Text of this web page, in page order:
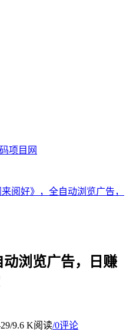
项目网
来阅好》，全自动浏览广告，
动浏览广告，日赚
/9.6 K阅读/0评论